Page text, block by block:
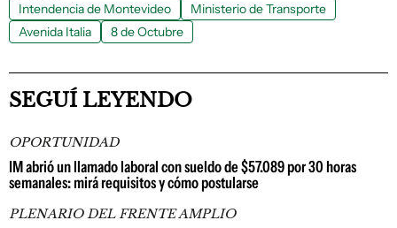
Intendencia de Montevideo
Ministerio de Transporte
Avenida Italia
8 de Octubre
SEGUÍ LEYENDO
OPORTUNIDAD
IM abrió un llamado laboral con sueldo de $57.089 por 30 horas
semanales: mirá requisitos y cómo postularse
PLENARIO DEL FRENTE AMPLIO